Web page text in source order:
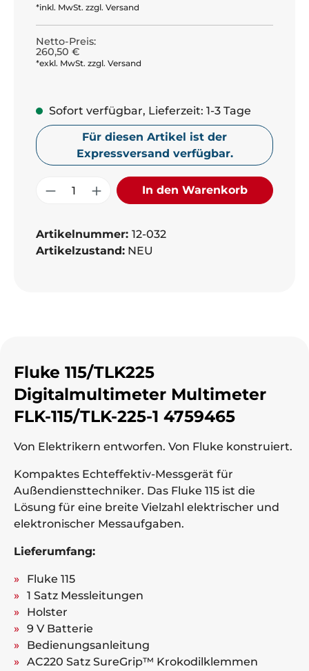
*inkl. MwSt. zzgl. Versand
Netto-Preis:
260,50 €
*exkl. MwSt. zzgl. Versand
Sofort verfügbar, Lieferzeit: 1-3 Tage
Für diesen Artikel ist der
Expressversand verfügbar.
Produkt Anzahl: Gib den
In den Warenkorb
Artikelnummer: 12-032
Artikelzustand: NEU
Fluke 115/TLK225
Digitalmultimeter Multimeter
FLK-115/TLK-225-1 4759465
Von Elektrikern entworfen. Von Fluke konstruiert.
Kompaktes Echteffektiv-Messgerät für
Außendiensttechniker. Das Fluke 115 ist die
Lösung für eine breite Vielzahl elektrischer und
elektronischer Messaufgaben.
Lieferumfang:
Fluke 115
1 Satz Messleitungen
Holster
9 V Batterie
Bedienungsanleitung
AC220 Satz SureGrip™ Krokodilklemmen